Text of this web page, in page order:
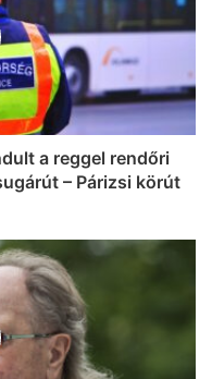
a reggel rendőri
– Párizsi körút